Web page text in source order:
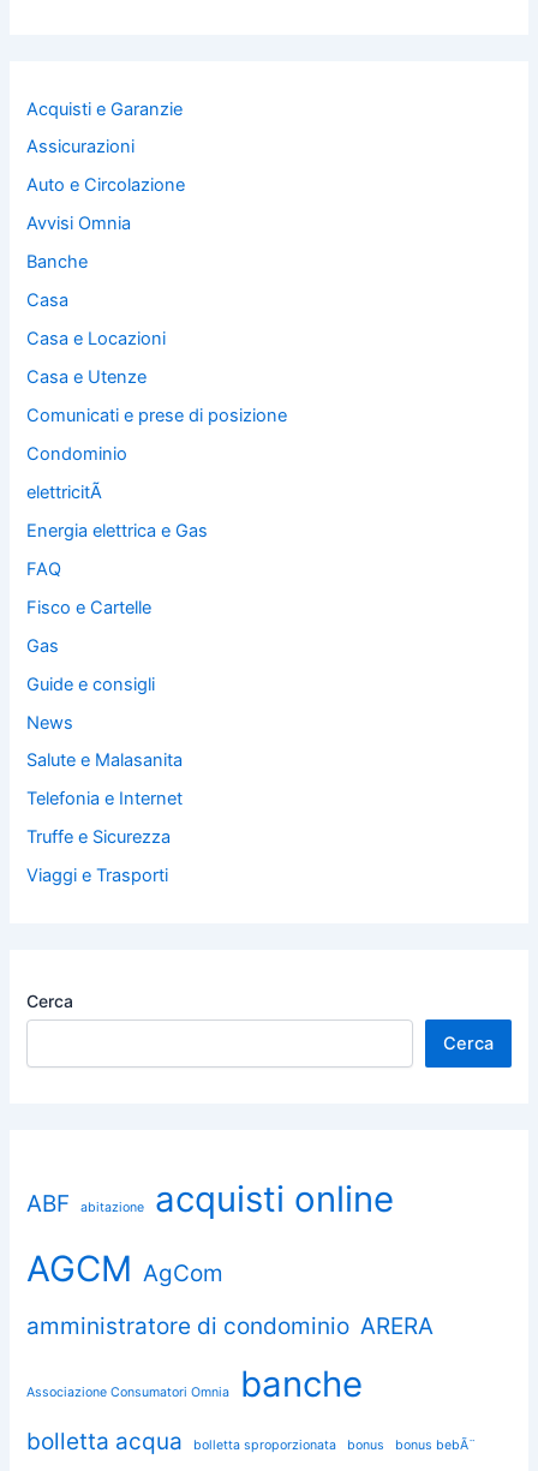
Acquisti e Garanzie
Assicurazioni
Auto e Circolazione
Avvisi Omnia
Banche
Casa
Casa e Locazioni
Casa e Utenze
Comunicati e prese di posizione
Condominio
elettricitÃ
Energia elettrica e Gas
FAQ
Fisco e Cartelle
Gas
Guide e consigli
News
Salute e Malasanita
Telefonia e Internet
Truffe e Sicurezza
Viaggi e Trasporti
Cerca
Cerca
ABF abitazione
acquisti online
AGCM AgCom
amministratore di condominio ARERA
Associazione Consumatori Omnia banche
bolletta acqua bolletta sproporzionata bonus bonus bebÃ¨